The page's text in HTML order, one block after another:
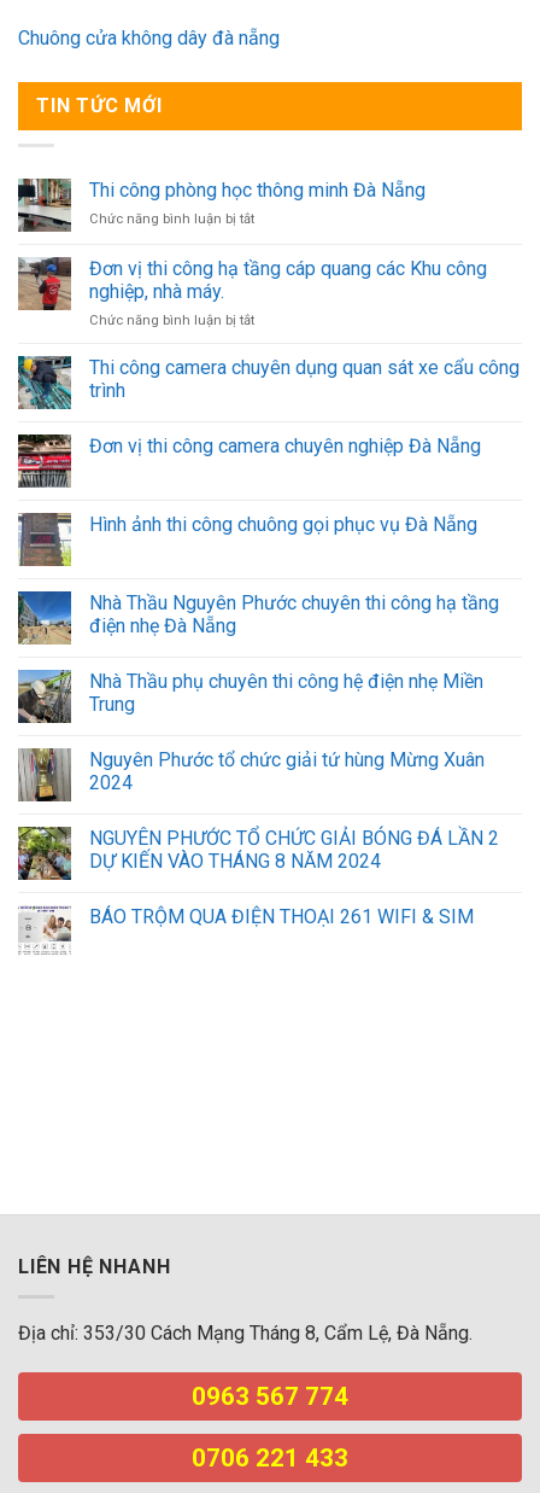
Chuông cửa không dây đà nẵng
TIN TỨC MỚI
Thi công phòng học thông minh Đà Nẵng
Chức năng bình luận bị tắtở
công
phòng
thông
Đà
Nẵng
Đơn vị thi công hạ tầng cáp quang các Khu công
nghiệp, nhà máy.
Chức năng bình luận bị tắtở
vị
thi
tầng
Khu
máy.
Thi công camera chuyên dụng quan sát xe cẩu công
trình
Đơn vị thi công camera chuyên nghiệp Đà Nẵng
Hình ảnh thi công chuông gọi phục vụ Đà Nẵng
Nhà Thầu Nguyên Phước chuyên thi công hạ tầng
điện nhẹ Đà Nẵng
Nhà Thầu phụ chuyên thi công hệ điện nhẹ Miền
Trung
Nguyên Phước tổ chức giải tứ hùng Mừng Xuân
2024
NGUYÊN PHƯỚC TỔ CHỨC GIẢI BÓNG ĐÁ LẦN 2
DỰ KIẾN VÀO THÁNG 8 NĂM 2024
BÁO TRỘM QUA ĐIỆN THOẠI 261 WIFI & SIM
LIÊN HỆ NHANH
Địa chỉ: 353/30 Cách Mạng Tháng 8, Cẩm Lệ, Đà Nẵng.
0963 567 774
0706 221 433